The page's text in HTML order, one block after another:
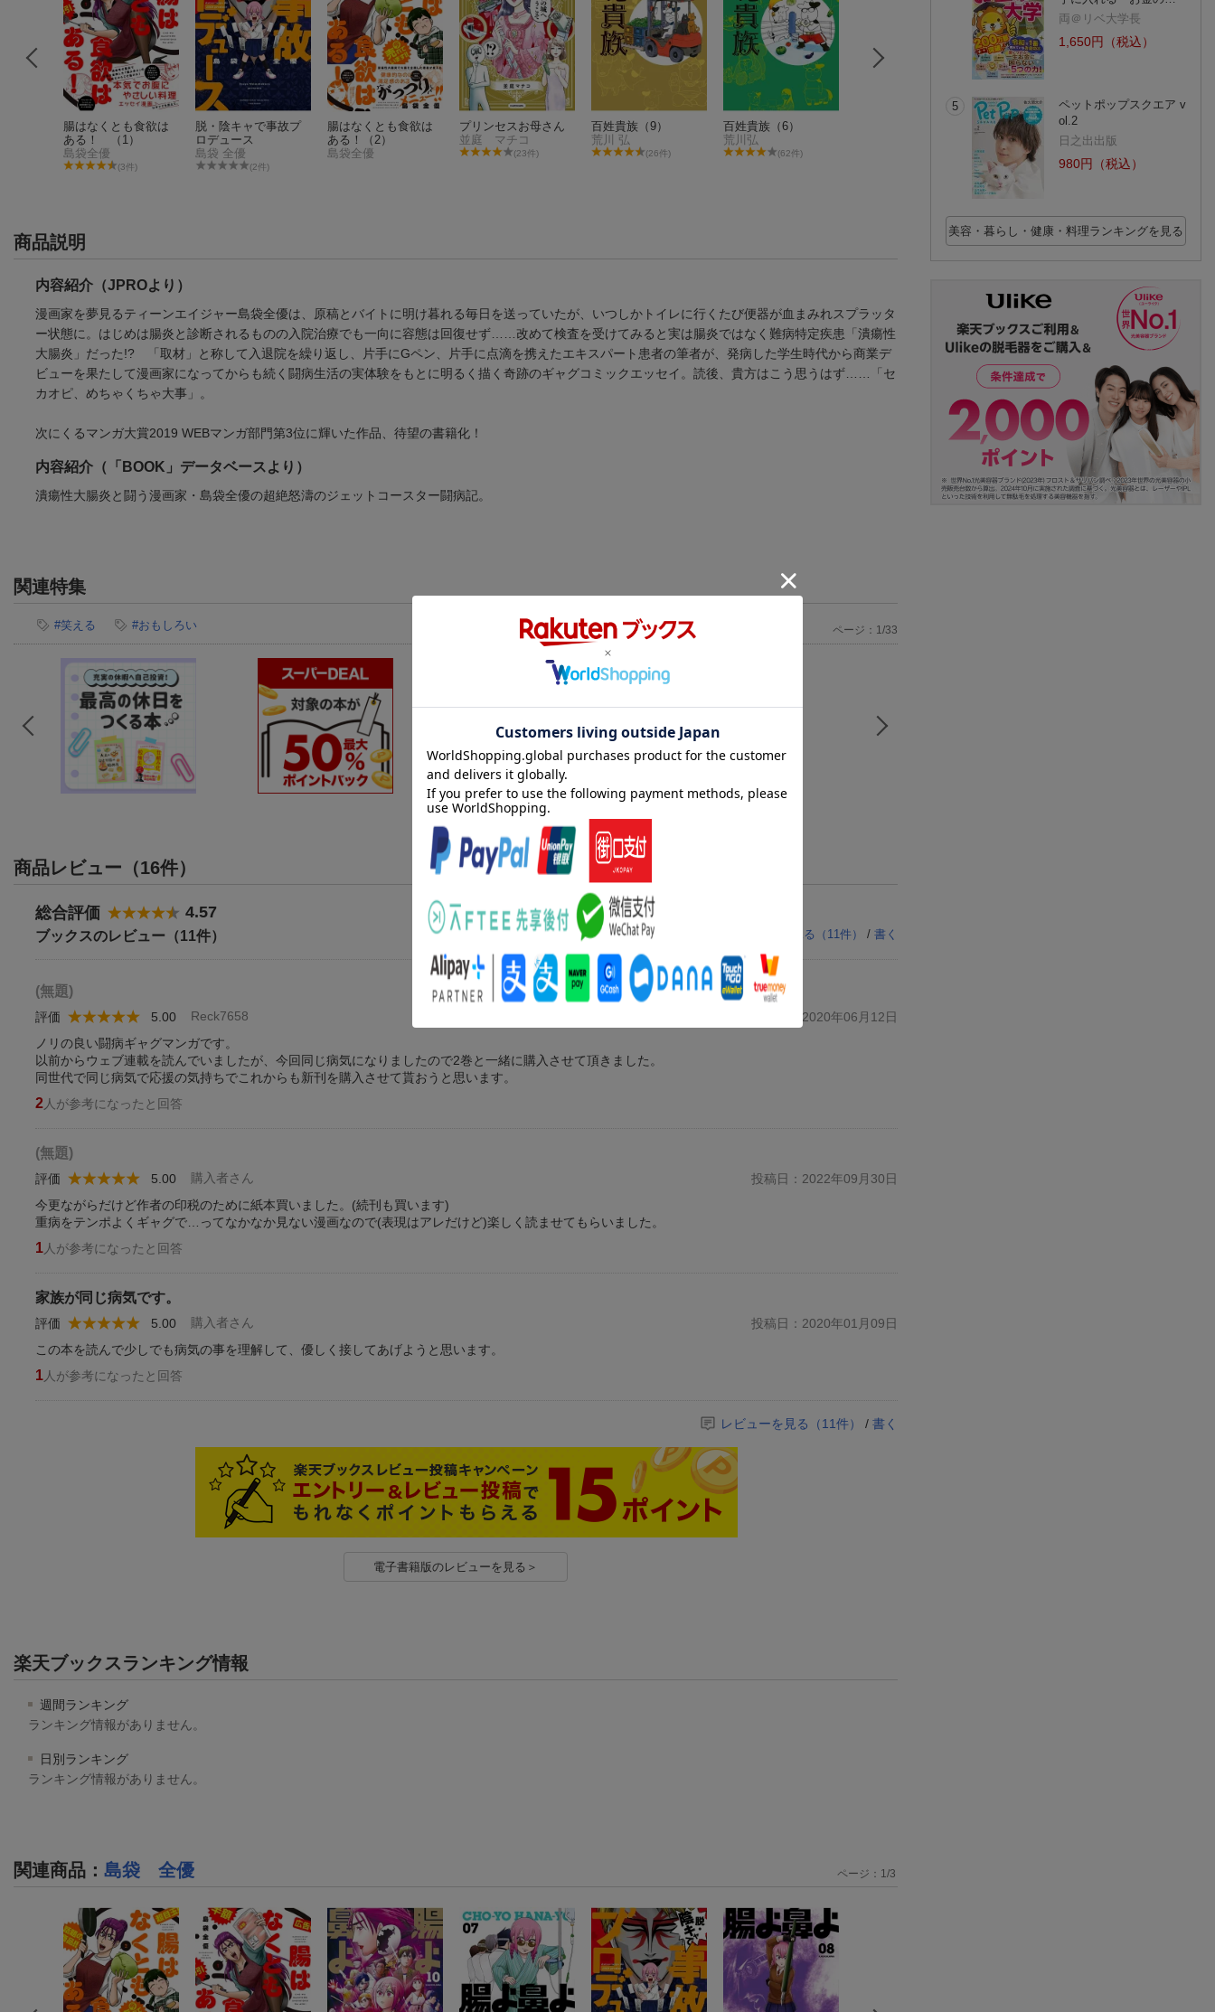
腸はなくとも食欲は
ある！ （1）
島袋全優
(3件)
脱・陰キャで事故プ
ロデュース
島袋 全優
(2件)
腸はなくとも食欲は
ある！（2）
島袋全優
プリンセスお母さん
並庭 マチコ
(23件)
百姓貴族（9）
荒川 弘
(26件)
百姓貴族（6）
荒川弘
(62件)
末期ガンでも元気で
す 38歳エロ漫画家、
大腸ガンになる
ひるなま
(36件)
商品説明
内容紹介（JPROより）
漫画家を夢見るティーンエイジャー島袋全優は、原稿とバイトに明け暮れる毎日を送っていたが、いつしかトイレに行くたび便器が血まみれスプラッタ
ー状態に。はじめは腸炎と診断されるものの入院治療でも一向に容態は回復せず……改めて検査を受けてみると実は腸炎ではなく難病特定疾患「潰瘍性
大腸炎」だった!? 「取材」と称して入退院を繰り返し、片手にGペン、片手に点滴を携えたエキスパート患者の筆者が、発病した学生時代から商業デ
ビューを果たして漫画家になってからも続く闘病生活の実体験をもとに明るく描く奇跡のギャグコミックエッセイ。読後、貴方はこう思うはず……「セ
カオピ、めちゃくちゃ大事」。
次にくるマンガ大賞2019 WEBマンガ部門第3位に輝いた作品、待望の書籍化！
内容紹介（「BOOK」データベースより）
潰瘍性大腸炎と闘う漫画家・島袋全優の超絶怒濤のジェットコースター闘病記。
関連特集
#笑える #おもしろい ページ：1/33
商品レビュー（16件）
総合評価 4.57
ブックスのレビュー（11件） レビューを見る（ 11 件） / 書く
(無題)
Reck7658
評価 5.00
投稿日：2020年06月12日
ノリの良い闘病ギャグマンガです。
以前からウェブ連載を読んでいましたが、今回同じ病気になりましたので2巻と一緒に購入させて頂きました。
同世代で同じ病気で応援の気持ちでこれからも新刊を購入させて貰おうと思います。
2 人が参考になったと回答
(無題)
購入者さん
評価 5.00
投稿日：2022年09月30日
今更ながらだけど作者の印税のために紙本買いました。(続刊も買います)
重病をテンポよくギャグで…ってなかなか見ない漫画なので(表現はアレだけど)楽しく読ませてもらいました。
1 人が参考になったと回答
家族が同じ病気です。
購入者さん
評価 5.00
投稿日：2020年01月09日
この本を読んで少しでも病気の事を理解して、優しく接してあげようと思います。
1 人が参考になったと回答
レビューを見る（11件） / 書く
電子書籍版のレビューを見る＞
楽天ブックスランキング情報
週間ランキング
ランキング情報がありません。
日別ランキング
ランキング情報がありません。
関連商品 ： 島袋 全優 ページ： 1/3
両＠リベ大学長
1,650円（税込）
5
ペットポップスクエア v
ol.2
日之出出版
980円（税込）
美容・暮らし・健康・料理ランキングを見る